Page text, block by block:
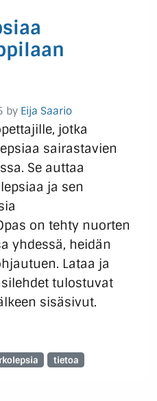
by Eija Saario
jotka
sairastavien
Se auttaa
ja sen
on tehty nuorten
yhdessä, heidän
Lataa ja
tulostuvat
sisäsivut.
tietoa